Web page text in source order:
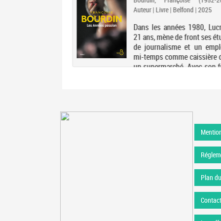
Auteur | Livre | Belfond | 2025
Dans les années 1980,
21 ans, mène de front ses
de journalisme et un
mi-temps comme caissière
un supermarché. Avec son
Plan
Contact